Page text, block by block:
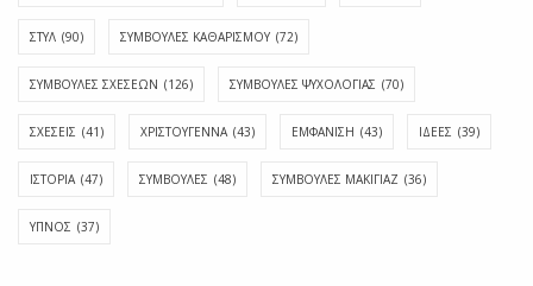
ΣΤΥΛ (90) ΣΥΜΒΟΥΛΕΣ ΚΑΘΑΡΙΣΜΟΥ (72)
ΣΥΜΒΟΥΛΕΣ ΣΧΕΣΕΩΝ (126) ΣΥΜΒΟΥΛΕΣ ΨΥΧΟΛΟΓΙΑΣ (70)
ΣΧΕΣΕΙΣ (41) ΧΡΙΣΤΟΥΓΕΝΝΑ (43) ΕΜΦΆΝΙΣΗ (43) ΙΔΈΕΣ (39)
ΙΣΤΟΡΊΑ (47) ΣΥΜΒΟΥΛΈΣ (48) ΣΥΜΒΟΥΛΈΣ ΜΑΚΙΓΙΆΖ (36)
ΎΠΝΟΣ (37)